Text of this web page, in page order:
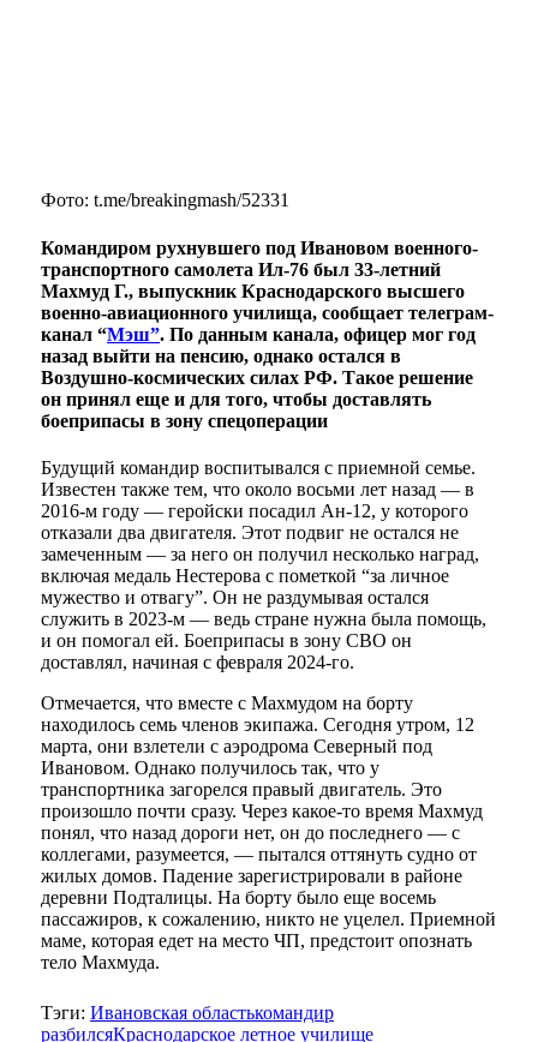
Фото: t.me/breakingmash/52331
Командиром рухнувшего под Ивановом военного-
транспортного самолета Ил-76 был 33-летний
Махмуд Г., выпускник Краснодарского высшего
военно-авиационного училища, сообщает телеграм-
канал “Мэш”. По данным канала, офицер мог год
назад выйти на пенсию, однако остался в
Воздушно-космических силах РФ. Такое решение
он принял еще и для того, чтобы доставлять
боеприпасы в зону спецоперации
Будущий командир воспитывался с приемной семье.
Известен также тем, что около восьми лет назад — в
2016-м году — геройски посадил Ан-12, у которого
отказали два двигателя. Этот подвиг не остался не
замеченным — за него он получил несколько наград,
включая медаль Нестерова с пометкой “за личное
мужество и отвагу”. Он не раздумывая остался
служить в 2023-м — ведь стране нужна была помощь,
и он помогал ей. Боеприпасы в зону СВО он
доставлял, начиная с февраля 2024-го.
Отмечается, что вместе с Махмудом на борту
находилось семь членов экипажа. Сегодня утром, 12
марта, они взлетели с аэродрома Северный под
Ивановом. Однако получилось так, что у
транспортника загорелся правый двигатель. Это
произошло почти сразу. Через какое-то время Махмуд
понял, что назад дороги нет, он до последнего — с
коллегами, разумеется, — пытался оттянуть судно от
жилых домов. Падение зарегистрировали в районе
деревни Подталицы. На борту было еще восемь
пассажиров, к сожалению, никто не уцелел. Приемной
маме, которая едет на место ЧП, предстоит опознать
тело Махмуда.
Тэги: Ивановская областькомандир
разбилсяКраснодарское летное училище